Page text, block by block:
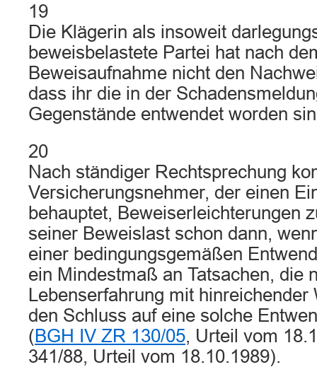
19
Die Klägerin als insoweit
beweisbelastete Partei hat nach
Beweisaufnahme nicht den
dass ihr die in der
Gegenstände entwendet worden
20
Nach ständiger Rechtsprechung
Versicherungsnehmer, der einen
behauptet, Beweiserleichterungen
seiner Beweislast schon dann,
einer bedingungsgemäßen
ein Mindestmaß an Tatsachen, die
Lebenserfahrung mit
den Schluss auf eine solche
(BGH IV ZR 130/05, Urteil vom
341/88, Urteil vom 18.10.1989).